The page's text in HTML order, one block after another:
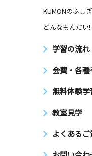
KUMONのふしぎ
どんなもんだい!
学習の流れ
会費・各種
無料体験学
教室見学
よくある